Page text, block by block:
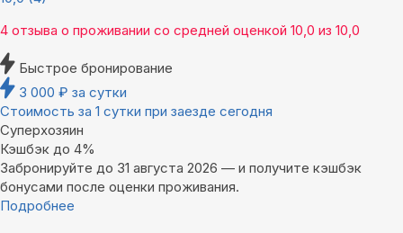
4 отзыва о проживании со средней оценкой 10,0 из 10,0
Быстрое бронирование
3 000 ₽ за сутки
Стоимость за 1 сутки при заезде сегодня
Суперхозяин
Кэшбэк до 4%
Забронируйте до 31 августа 2026 — и получите кэшбэк
бонусами после оценки проживания.
Подробнее